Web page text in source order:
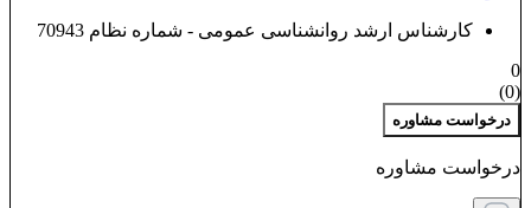
کارشناس ارشد روانشناسی عمومی - شماره نظام 70943
0
(
0
)
درخواست مشاوره
درخواست مشاوره